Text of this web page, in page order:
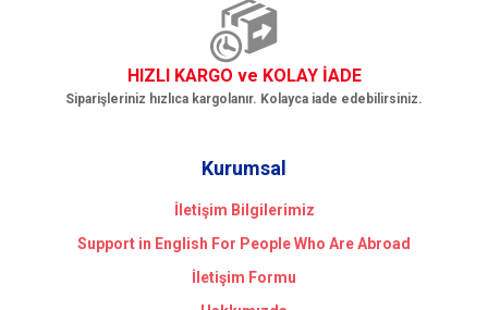
HIZLI KARGO ve KOLAY İADE
Siparişleriniz hızlıca kargolanır. Kolayca iade edebilirsiniz.
Kurumsal
İletişim Bilgilerimiz
Support in English For People Who Are Abroad
İletişim Formu